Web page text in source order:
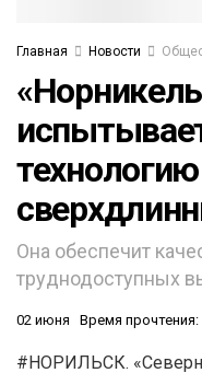
Главная Новости
Она обеспечит
труднодоступных
02 июня Время прочтения:
#НОРИЛЬСК.